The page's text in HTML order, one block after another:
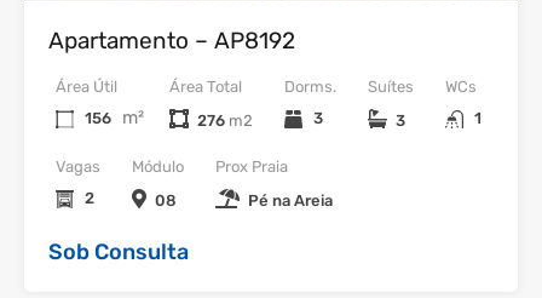
Apartamento – AP8192
Dorms.
3
WCs
1
Área Útil
156
m²
Vagas
2
Área Total
276
Suítes
3
Módulo
08
Prox Praia
Pé na Areia
Sob Consulta